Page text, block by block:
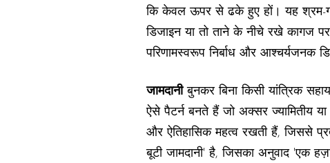
कि केवल ऊपर से ढके हुए हों। यह श्रम-
डिजाइन या तो ताने के नीचे रखे कागज पर
परिणामस्वरूप निर्बाध और आश्चर्यजनक
जामदानीबुनकर बिना किसी यांत्रिक
ऐसे पैटर्न बनते हैं जो अक्सर ज्यामितीय
और ऐतिहासिक महत्व रखती हैं, जिससे
बूटी जामदानी' है, जिसका अनुवाद 'एक